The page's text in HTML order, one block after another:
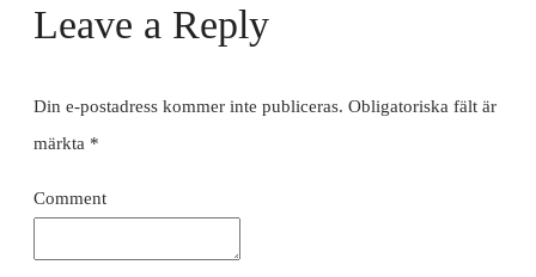
Leave a Reply
Din e-postadress kommer inte publiceras. Obligatoriska fält är
märkta *
Comment